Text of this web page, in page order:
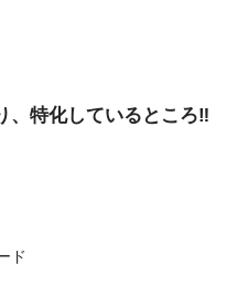
、特化しているところ‼
ド